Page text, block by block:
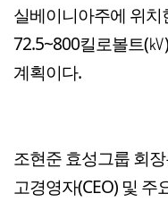
실베이니아주에 위
72.5~800킬로볼트(
계획이다.
조현준 효성그룹 회
고경영자(CEO) 및 주